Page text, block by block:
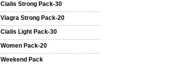
Cialis Strong Pack-30
Viagra Strong Pack-20
Cialis Light Pack-30
Women Pack-20
Weekend Pack